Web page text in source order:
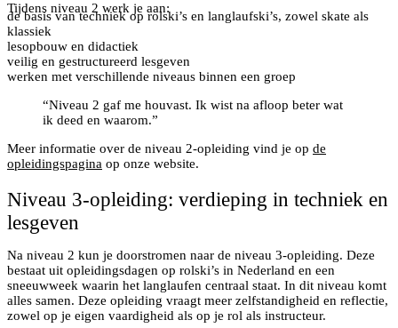
Tijdens niveau 2 werk je aan:
de basis van techniek op rolski’s en langlaufski’s, zowel skate als
klassiek
lesopbouw en didactiek
veilig en gestructureerd lesgeven
werken met verschillende niveaus binnen een groep
“Niveau 2 gaf me houvast. Ik wist na afloop beter wat
ik deed en waarom.”
Meer informatie over de niveau 2-opleiding vind je op de
opleidingspagina op onze website.
Niveau 3-opleiding: verdieping in techniek en
lesgeven
Na niveau 2 kun je doorstromen naar de niveau 3-opleiding. Deze
bestaat uit opleidingsdagen op rolski’s in Nederland en een
sneeuwweek waarin het langlaufen centraal staat. In dit niveau komt
alles samen. Deze opleiding vraagt meer zelfstandigheid en reflectie,
zowel op je eigen vaardigheid als op je rol als instructeur.